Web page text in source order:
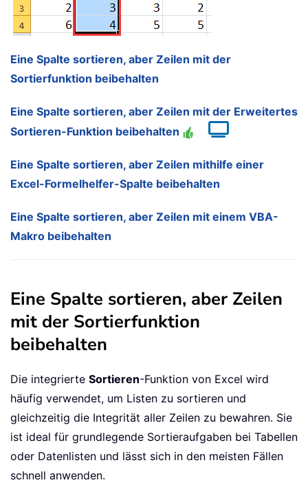
Eine Spalte sortieren, aber Zeilen mit der
Sortierfunktion beibehalten
Eine Spalte sortieren, aber Zeilen mit der Erweitertes
Sortieren-Funktion beibehalten
Eine Spalte sortieren, aber Zeilen mithilfe einer
Excel-Formelhelfer-Spalte beibehalten
Eine Spalte sortieren, aber Zeilen mit einem VBA-
Makro beibehalten
Eine Spalte sortieren, aber Zeilen
mit der Sortierfunktion
beibehalten
Die integrierte Sortieren-Funktion von Excel wird
häufig verwendet, um Listen zu sortieren und
gleichzeitig die Integrität aller Zeilen zu bewahren. Sie
ist ideal für grundlegende Sortieraufgaben bei Tabellen
oder Datenlisten und lässt sich in den meisten Fällen
schnell anwenden.